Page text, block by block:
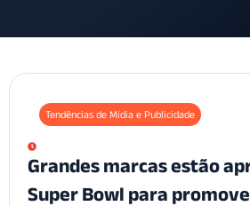
Tendências de Mídia e Publicidade
Grandes marcas estão
Super Bowl para